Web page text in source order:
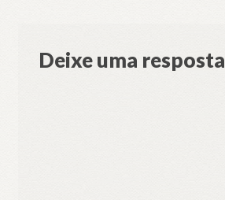
Deixe uma resposta